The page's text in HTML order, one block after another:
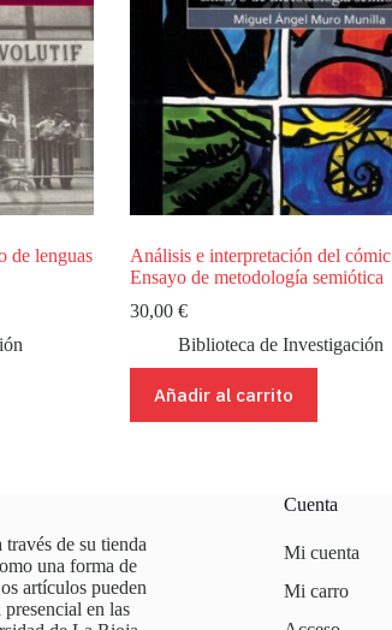
de lenguas
Análisis e interpretación del
Ensayo de metodología semiótica
30,00 €
Biblioteca de Investigación
Añadir al carrito
de su tienda
una forma de
artículos pueden
en las
Cuenta
Mi cuenta
Mi carro